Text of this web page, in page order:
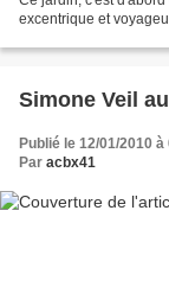
excentrique et
Simone Veil
Publié le 12/01/2010 à
Par acbx41